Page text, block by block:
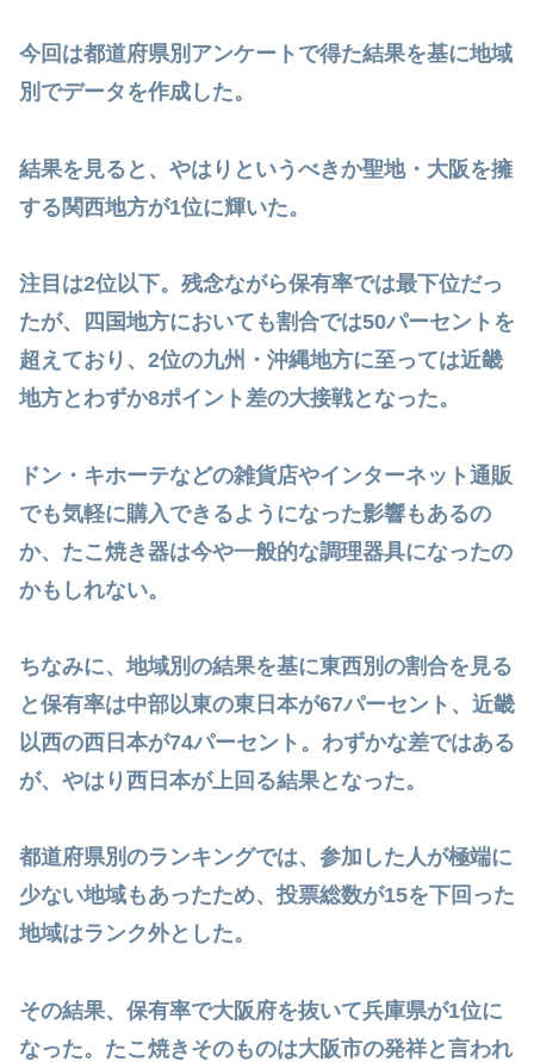
今回は都道府県別アンケートで得た結果を基に地域
別でデータを作成した。
結果を見ると、やはりというべきか聖地・大阪を擁
する関西地方が1位に輝いた。
注目は2位以下。残念ながら保有率では最下位だっ
たが、四国地方においても割合では50パーセントを
超えており、2位の九州・沖縄地方に至っては近畿
地方とわずか8ポイント差の大接戦となった。
ドン・キホーテなどの雑貨店やインターネット通販
でも気軽に購入できるようになった影響もあるの
か、たこ焼き器は今や一般的な調理器具になったの
かもしれない。
ちなみに、地域別の結果を基に東西別の割合を見る
と保有率は中部以東の東日本が67パーセント、近畿
以西の西日本が74パーセント。わずかな差ではある
が、やはり西日本が上回る結果となった。
都道府県別のランキングでは、参加した人が極端に
少ない地域もあったため、投票総数が15を下回った
地域はランク外とした。
その結果、保有率で大阪府を抜いて兵庫県が1位に
なった。たこ焼きそのものは大阪市の発祥と言われ